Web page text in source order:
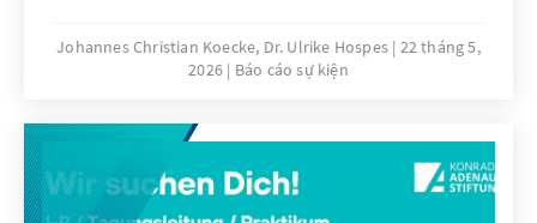
von Köln, Parteivorsitzender der CDU,
Bundeskanzler und Präsident des
Johannes Christian Koecke, Dr. Ulrike Hospes 22 tháng 5,
2026
Báo cáo sự kiện